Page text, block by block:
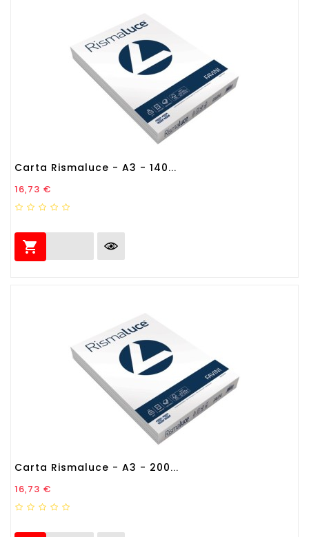
Carta Rismaluce - A3 - 140...
Prezzo
16,73 €

Carta Rismaluce - A3 - 200...
Prezzo
16,73 €